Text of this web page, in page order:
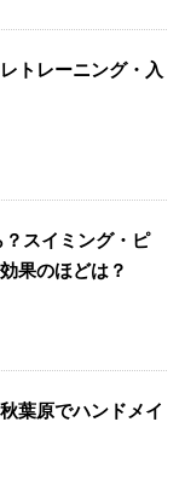
トレーニング・入
スイミング・ピ
果のほどは？
葉原でハンドメイ